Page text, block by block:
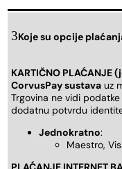
Koje su opcije
KARTIČNO PLAĆANJE
CorvusPay sustava uz
Trgovina ne vidi
dodatnu potvrdu
Jednokratno:
Maestro,